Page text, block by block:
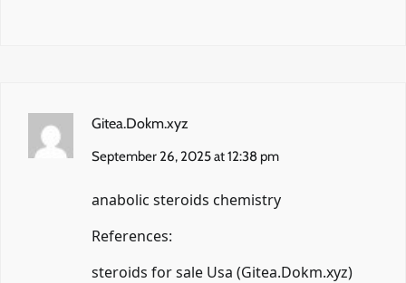
Gitea.Dokm.xyz
September 26, 2025 at 12:38 pm
anabolic steroids chemistry
References:
steroids for sale Usa (Gitea.Dokm.xyz)